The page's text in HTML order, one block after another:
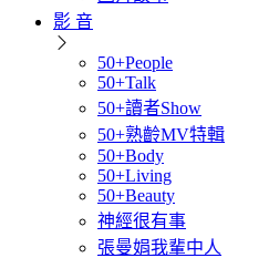
影 音
50+People
50+Talk
50+讀者Show
50+熟齡MV特輯
50+Body
50+Living
50+Beauty
神經很有事
張曼娟我輩中人